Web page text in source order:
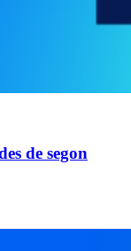
de segon